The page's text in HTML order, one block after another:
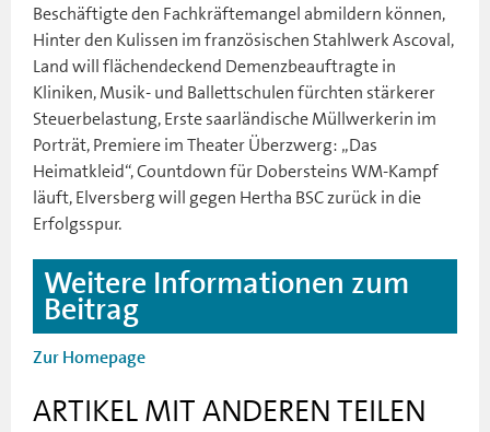
Beschäftigte den Fachkräftemangel abmildern können,
Hinter den Kulissen im französischen Stahlwerk Ascoval,
Land will flächendeckend Demenzbeauftragte in
Kliniken, Musik- und Ballettschulen fürchten stärkerer
Steuerbelastung, Erste saarländische Müllwerkerin im
Porträt, Premiere im Theater Überzwerg: „Das
Heimatkleid“, Countdown für Dobersteins WM-Kampf
läuft, Elversberg will gegen Hertha BSC zurück in die
Erfolgsspur.
Weitere Informationen zum
Beitrag
Zur Homepage
ARTIKEL MIT ANDEREN TEILEN